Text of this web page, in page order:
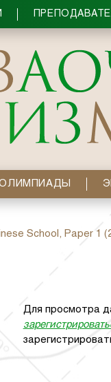
School, Paper 1
Для просмотра